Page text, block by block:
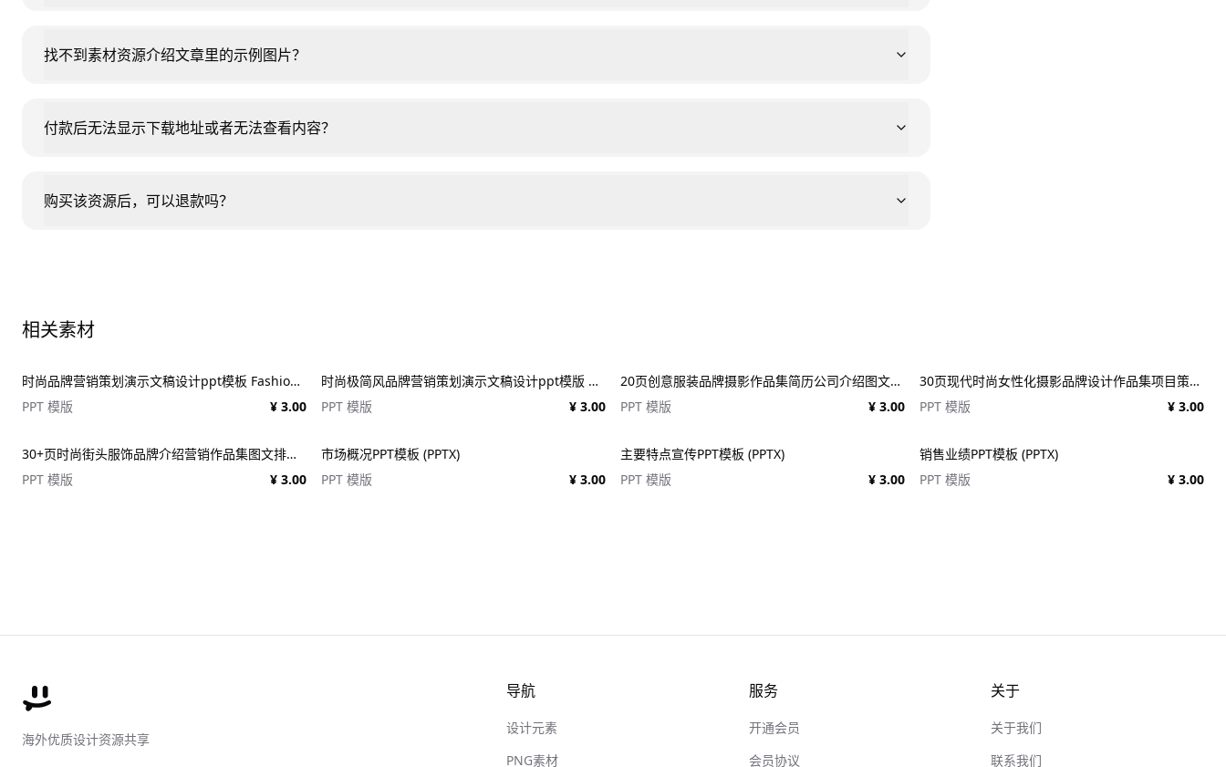
找不到素材资源介绍文章里的示例图片？
付款后无法显示下载地址或者无法查看内容？
购买该资源后，可以退款吗？
相关素材
时尚品牌营销策划演示文稿设计ppt模板 Fashion Presentation PowerPoint Template
PPT 模版
¥ 3.00
时尚极简风品牌营销策划演示文稿设计ppt模版 Assent Brand Strategy Template
PPT 模版
¥ 3.00
20页创意服装品牌摄影作品集简历公司介绍图文排版设计PPT幻灯片模板 Creative Brief PowerPoint Template
PPT 模版
¥ 3.00
30页现代时尚女性化摄影品牌设计作品集项目策划演示文稿PPT模板 Modateka – Brand Kit Powerpoint
PPT 模版
¥ 3.00
30+页时尚街头服饰品牌介绍营销作品集图文排版演示文稿设计PPT/Keynote模板
PPT 模版
¥ 3.00
市场概况PPT模板 (PPTX)
PPT 模版
¥ 3.00
主要特点宣传PPT模板 (PPTX)
PPT 模版
¥ 3.00
销售业绩PPT模板 (PPTX)
PPT 模版
¥ 3.00
海外优质设计资源共享
导航
设计元素
PNG素材
服务
开通会员
会员协议
关于
关于我们
联系我们